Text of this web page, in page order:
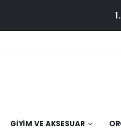
GIYIM VE AKSESUAR